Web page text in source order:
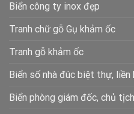
Biển công ty inox đẹp
Tranh chữ gỗ Gụ khảm ốc
Tranh gỗ khảm ốc
Biển số nhà đúc biệt thự, liền
Biển phòng giám đốc, chủ